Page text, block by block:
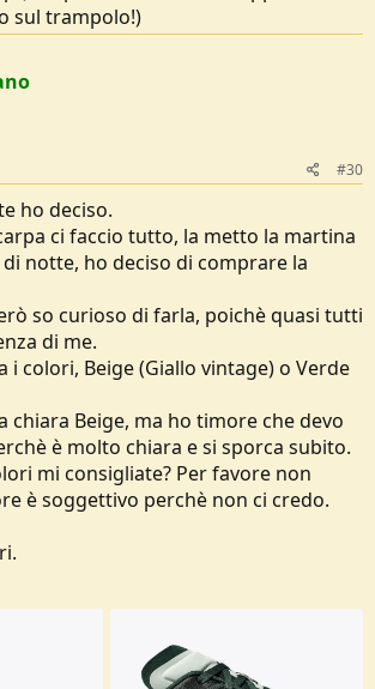
sul trampolo!)
#30
ho deciso.
ci faccio tutto, la metto la martina
notte, ho deciso di comprare la
so curioso di farla, poichè quasi tutti
di me.
i colori, Beige (Giallo vintage) o Verde
chiara Beige, ma ho timore che devo
è molto chiara e si sporca subito.
mi consigliate? Per favore non
è soggettivo perchè non ci credo.